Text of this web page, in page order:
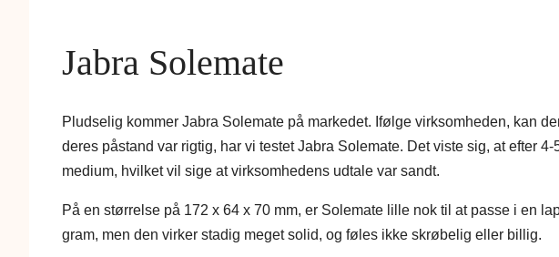
Jabra Solemate
Pludselig kommer Jabra Solemate på markedet. Ifølge virksomheden, kan
deres påstand var rigtig, har vi testet Jabra Solemate. Det viste sig, at efter
medium, hvilket vil sige at virksomhedens udtale var sandt.
På en størrelse på 172 x 64 x 70 mm, er Solemate lille nok til at passe i en
gram, men den virker stadig meget solid, og føles ikke skrøbelig eller billig.